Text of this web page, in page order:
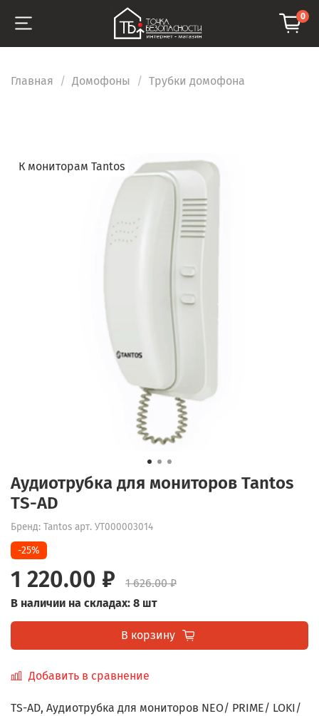
0
Главная Домофоны Трубки домофона
К мониторам Tantos
Аудиотрубка для мониторов Tantos
TS-AD
Бренд: Tantos арт. УТ000003014
-25%
1 220.00 ₽
1 626.00 ₽
В наличии на складах: 8 шт
В корзину
Добавить в сравнение
TS-AD, Аудиотрубка для мониторов NEO/ PRIME/ LOKI/